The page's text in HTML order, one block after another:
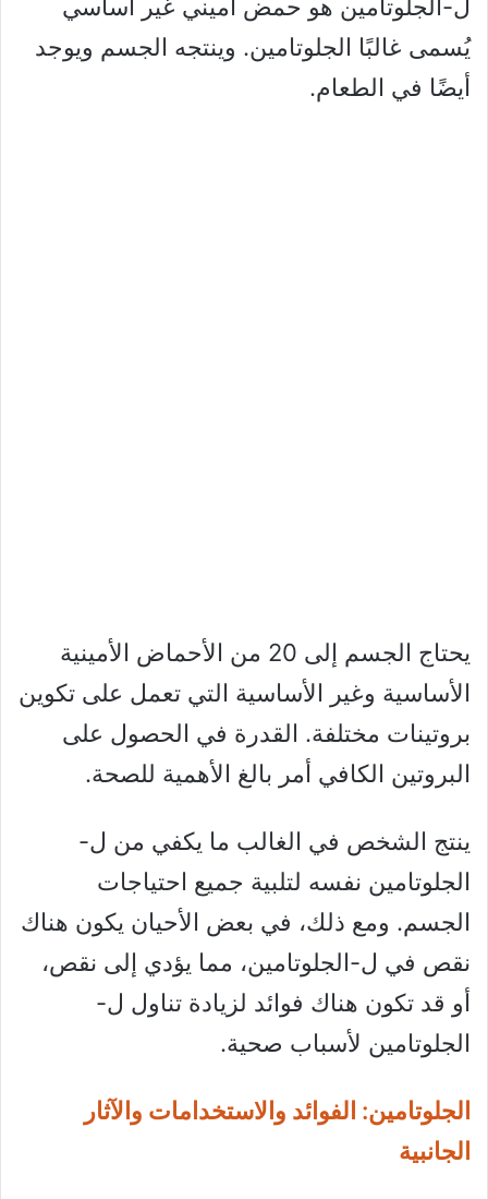
ل-الجلوتامين هو حمض أميني غير أساسي
يُسمى غالبًا الجلوتامين. وينتجه الجسم ويوجد
أيضًا في الطعام.
يحتاج الجسم إلى 20 من الأحماض الأمينية
الأساسية وغير الأساسية التي تعمل على تكوين
بروتينات مختلفة. القدرة في الحصول على
البروتين الكافي أمر بالغ الأهمية للصحة.
ينتج الشخص في الغالب ما يكفي من ل-
الجلوتامين نفسه لتلبية جميع احتياجات
الجسم. ومع ذلك، في بعض الأحيان يكون هناك
نقص في ل-الجلوتامين، مما يؤدي إلى نقص،
أو قد تكون هناك فوائد لزيادة تناول ل-
الجلوتامين لأسباب صحية.
الجلوتامين: الفوائد والاستخدامات والآثار
الجانبية